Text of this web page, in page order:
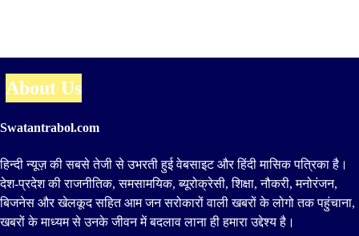
About Us
Swatantrabol.com
हिन्दी न्यूज़ की सबसे तेजी से उभरती हुई वेबसाइट और हिंदी मासिक पत्रिका है।
देश-प्रदेश की राजनीतिक, समसामयिक, ब्यूरोक्रेसी, शिक्षा, नौकरी, मनोरंजन,
बिजनेस और खेलकूद सहित आम जन सरोकारों वाली खबरों के लोगो तक पहुंचाना,
खबरों के माध्यम से उनके जीवन में बदलाव लाना ही हमारा उद्देश्य है।